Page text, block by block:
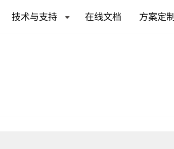
技术与支持 在线文档 方案定制